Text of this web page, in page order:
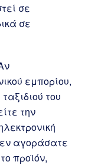
σε
σε
εμπορίου,
του
την
αγοράσατε
προϊόν,